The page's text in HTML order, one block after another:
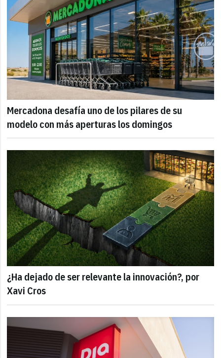
Mercadona desafía uno de los pilares de su
modelo con más aperturas los domingos
¿Ha dejado de ser relevante la innovación?, por
Xavi Cros